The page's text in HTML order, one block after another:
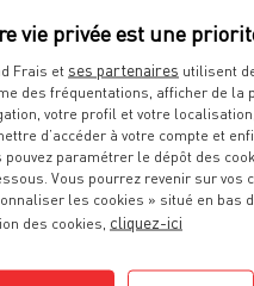
la matière.
il faut avoir entre 16
vous devrez faire les
des dossiers de
au sein de nos rayons pour
Frais et ses partenaires utilisent
des fréquentations, afficher de la
votre profil et votre
d’accéder à votre compte et
pouvez paramétrer le dépôt des
Vous pourrez revenir sur vos
les cookies » situé en bas
des cookies, cliquez-ici